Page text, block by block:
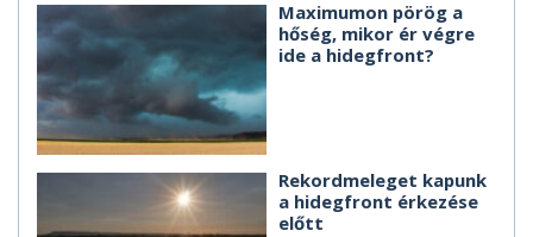
Maximumon pörög a
hőség, mikor ér végre
ide a hidegfront?
Rekordmeleget kapunk
a hidegfront érkezése
előtt